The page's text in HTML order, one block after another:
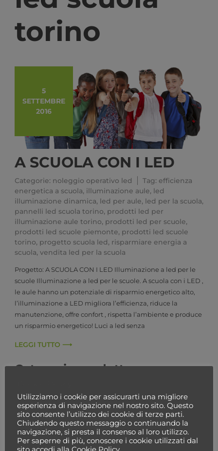
torino
5
SETTEMBRE
2016
A SCUOLA CON I LED
Categorie: noleggio operativo led Tag: efficienza
energetica a scuola, illuminazione aule, led
illuminazione dinamica, led per aule, led per la scuola,
pannelli led scuola torino, prodotti led per
illuminazione aule torino, prodotti led per scuole,
prodotti led scuole piemonte, prodotti led scuole
torino, progetto scuola led, risparmiare energia a
scuola, vendita led per la scuola
Progetto: A SCUOLA CON I LED Illuminazione a led per le
scuole Illuminazione a led per le scuole. A scuola con i LED ,
le aule hanno un potenziale di risparmio energetico alto,
l’illuminazione a LED migliora l’efficienza, riduce la
manutenzione, offre confort , rispetta l’ambiente e produce
un risparmio energetico! Luci a led senza
LEGGI TUTTO ⟶
Categorie prodotto
Seleziona una categoria
Cerca
Utilizziamo i cookie per assicurarti una migliore
esperienza di navigazione nel nostro sito. Questo
sito consente l’utilizzo dei cookie di terze parti.
Chiudendo questo messaggio o continuando la
navigazione, si presta il consenso al loro utilizzo.
Per saperne di più, conoscere i cookie utilizzati dal